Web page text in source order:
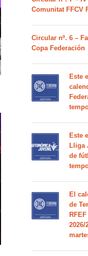
Comunitat FFCV
Circular nº. 6 –
Copa Federación
Este
Este
Lliga
de
El
de
2026/